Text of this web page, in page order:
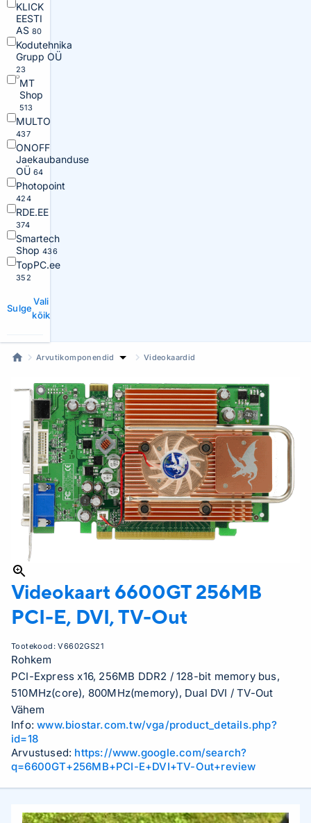
KLICK
EESTI
AS 80
Kodutehnika
Grupp OÜ
23
MT
Shop
513
MULTO
437
ONOFF
Jaekaubanduse
OÜ 64
Photopoint
424
RDE.EE
374
Smartech
Shop 436
TopPC.ee
352
Sulge
Vali
kõik
Arvutikomponendid Videokaardid
Videokaart 6600GT 256MB
PCI-E, DVI, TV-Out
Tootekood:V6602GS21
Rohkem
PCI-Express x16, 256MB DDR2 / 128-bit memory bus,
510MHz(core), 800MHz(memory), Dual DVI / TV-Out
Vähem
Info:www.biostar.com.tw/vga/product_details.php?
id=18
Arvustused: https://www.google.com/search?
q=6600GT+256MB+PCI-E+DVI+TV-Out+review